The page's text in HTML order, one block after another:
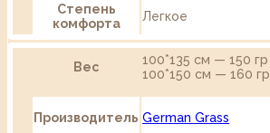
Степень
комфорта
Легкое
Вес
100*135 см — 150 гр
100*150 см — 160 гр
Производитель German Grass